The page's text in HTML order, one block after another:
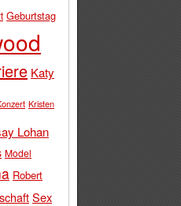
Geburtstag
Katy
Kristen
Lohan
Model
Robert
Sex